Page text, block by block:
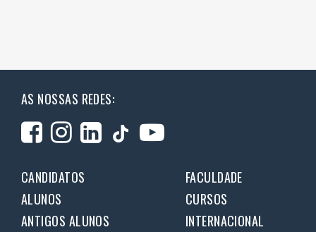
AS NOSSAS REDES:
CANDIDATOS
FACULDADE
ALUNOS
CURSOS
ANTIGOS ALUNOS
INTERNACIONAL